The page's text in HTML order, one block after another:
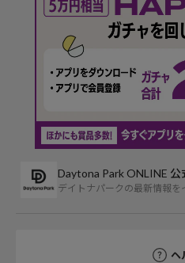
Daytona Park ONLINE 公
デイトナパークの最新情報を
ヘ